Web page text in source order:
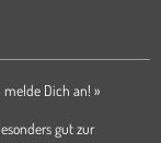
Dich an! »
gut zur